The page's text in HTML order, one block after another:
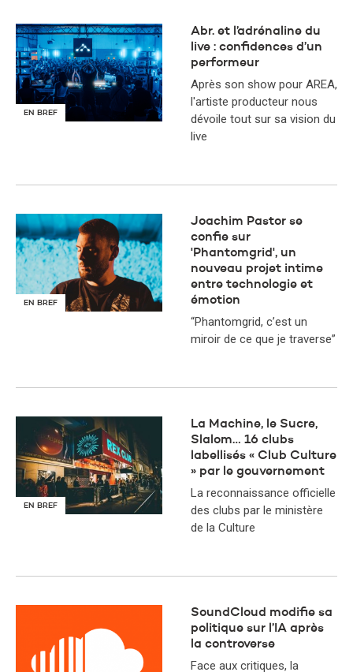
EN BREF
Abr. et l’adrénaline du
live : confidences d’un
performeur
Après son show pour AREA,
l'artiste producteur nous
dévoile tout sur sa vision du
live
EN BREF
Joachim Pastor se
confie sur
'Phantomgrid', un
nouveau projet intime
entre technologie et
émotion
“Phantomgrid, c’est un
miroir de ce que je traverse”
EN BREF
La Machine, le Sucre,
Slalom… 16 clubs
labellisés « Club Culture
» par le gouvernement
La reconnaissance officielle
des clubs par le ministère
de la Culture
SoundCloud modifie sa
politique sur l’IA après
la controverse
Face aux critiques, la